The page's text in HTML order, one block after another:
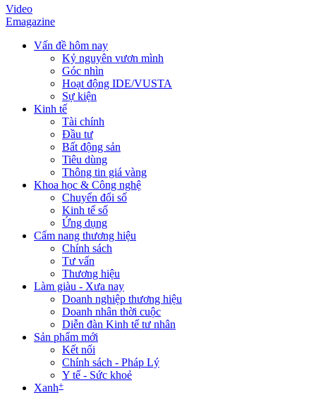
Video
Emagazine
Vấn đề hôm nay
Kỷ nguyên vươn mình
Góc nhìn
Hoạt động IDE/VUSTA
Sự kiện
Kinh tế
Tài chính
Đầu tư
Bất động sản
Tiêu dùng
Thông tin giá vàng
Khoa học & Công nghệ
Chuyển đổi số
Kinh tế số
Ứng dụng
Cẩm nang thương hiệu
Chính sách
Tư vấn
Thương hiệu
Làm giàu - Xưa nay
Doanh nghiệp thương hiệu
Doanh nhân thời cuộc
Diễn đàn Kinh tế tư nhân
Sản phẩm mới
Kết nối
Chính sách - Pháp Lý
Y tế - Sức khoẻ
Xanh+